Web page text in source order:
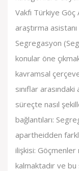
Vakfı Türkiye Göç
araştırma
Segregasyon
konular öne
kavramsal
sınıflar
süreçte nasıl
bağlantıları:
apartheidden
ilişkisi:
kalmaktadır ve